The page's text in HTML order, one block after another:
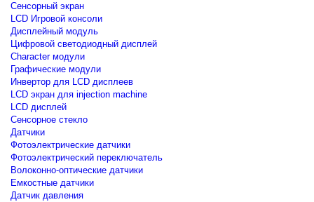
Сенсорный экран
LCD Игровой консоли
Дисплейный модуль
Цифровой светодиодный дисплей
Сharacter модули
Графические модули
Инвертор для LCD дисплеев
LCD экран для injection machine
LCD дисплей
Сенсорное стекло
Датчики
Фотоэлектрические датчики
Фотоэлектрический переключатель
Волоконно-оптические датчики
Емкостные датчики
Датчик давления